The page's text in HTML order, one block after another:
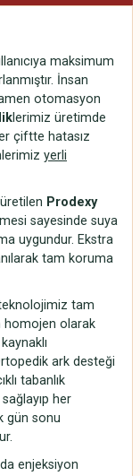
maksimum
İnsan
otomasyon
lerimiz üretimde
çiftte hatasız
yerli
Prodexy
sayesinde suya
uygundur. Ekstra
tam koruma
tam
homojen olarak
ark desteği
tabanlık
her
gün sonu
enjeksiyon